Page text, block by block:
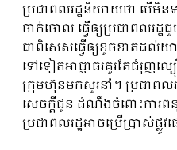
ប្រជាពលរដ្ឋនិយាយថា បើមិនទ
ចាក់ចោល ធ្វើឲ្យប្រជាពលរដ្ឋ
ជាពិសេសធ្វើឲ្យខូចខាតដល់យ
ទៅទៀតអាជ្ញាធរគួរតែជំរុញល្
ក្រុមហ៊ុនមកសួរនាំ។ ប្រជាពលរ
សេចក្តីជូន ដំណឹងចំពោះការពន្យា
ប្រជាពលរដ្ឋអាចប្រើប្រាស់ផ្លូវ